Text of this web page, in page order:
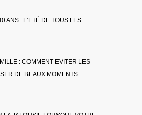
ANS : L'ETÉ DE TOUS LES
: COMMENT EVITER LES
DE BEAUX MOMENTS